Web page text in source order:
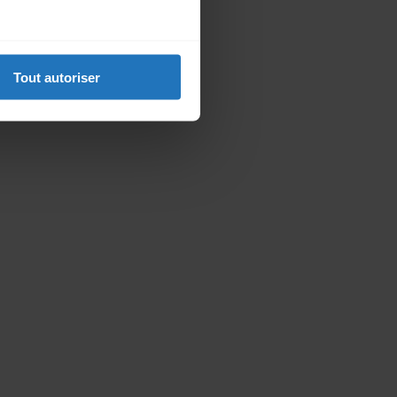
Tout autoriser